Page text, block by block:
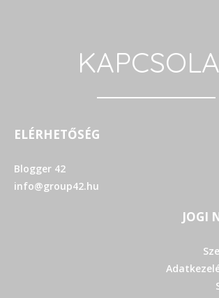
ELÉRHETŐSÉG
Blogger 42
info@group42.hu
JOGI